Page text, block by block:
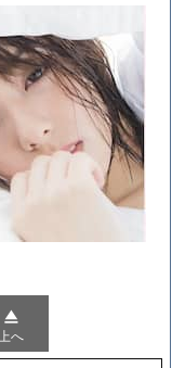

上へ